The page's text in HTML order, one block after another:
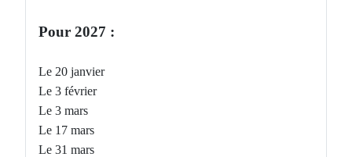
Pour 2027 :
Le 20 janvier
Le 3 février
Le 3 mars
Le 17 mars
Le 31 mars